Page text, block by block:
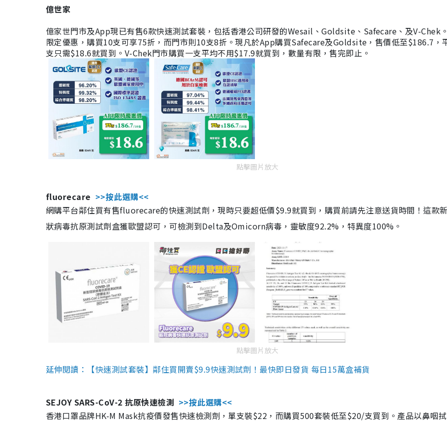
億世家
億家世門市及App現已有售6款快速測試套裝，包括香港公司研發的Wesail、Goldsite、Safecare、及V-Chek
限定優惠，購買10支可享75折，而門市則10支8折。現凡於App購買Safecare及Goldsite，售價低至$186.7，
支只需$18.6就買到。V-Chek門市購買一支平均不用$17.9就買到，數量有限，售完即止。
點擊圖片放大
fluorecare >>按此選購<<
網購平台鄰住買有售fluorecare的快速測試劑，現時只要超低價$9.9就買到，購買前請先注意送貨時間！這款
狀病毒抗原測試劑盒獲歐盟認可，可檢測到Delta及Omicorn病毒，靈敏度92.2%，特異度100%。
點擊圖片放大
延伸閱讀：【快速測試套裝】鄰住買開賣$9.9快速測試劑！最快即日發貨 每日15萬盒補貨
SEJOY SARS-CoV-2 抗原快速檢測 >>按此選購<<
香港口罩品牌HK-M Mask抗疫價發售快速檢測劑，單支裝$22，而購買500套裝低至$20/支買到。產品以鼻咽